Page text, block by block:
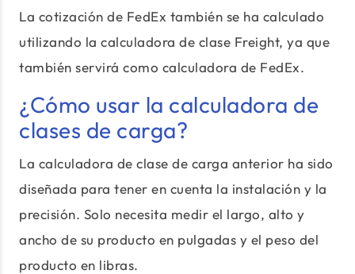
La cotización de FedEx también se ha calculado
utilizando la calculadora de clase Freight, ya que
también servirá como calculadora de FedEx.
¿Cómo usar la calculadora de
clases de carga?
La calculadora de clase de carga anterior ha sido
diseñada para tener en cuenta la instalación y la
precisión. Solo necesita medir el largo, alto y
ancho de su producto en pulgadas y el peso del
producto en libras.